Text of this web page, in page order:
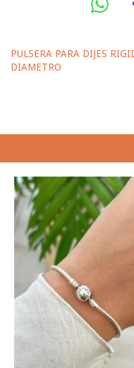
PULSERA PARA DIJES
DIAMETRO